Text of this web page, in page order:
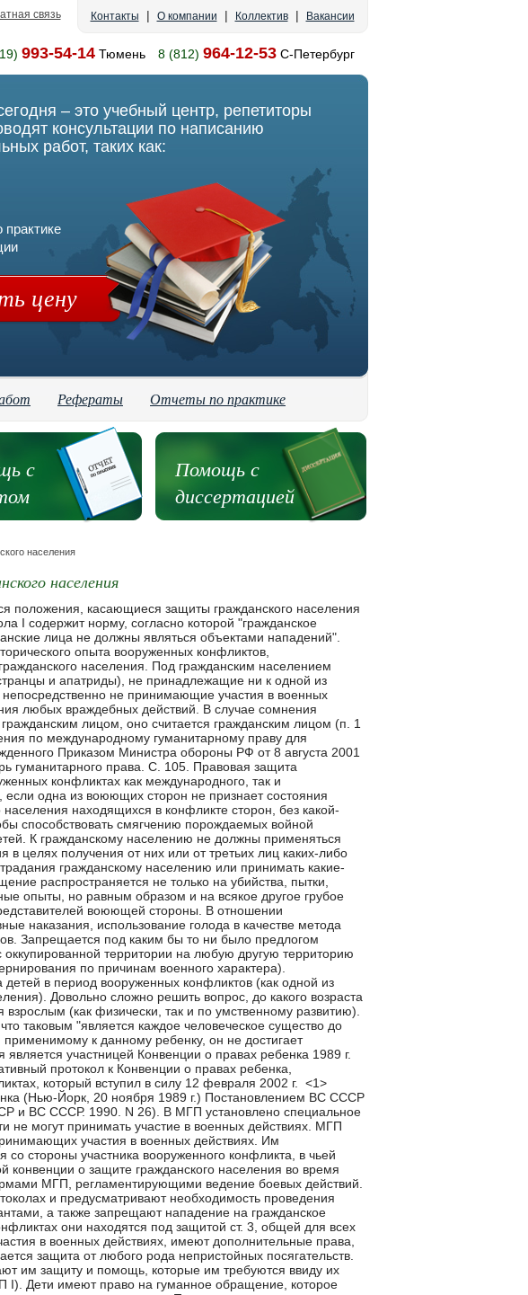
Контакты | О компании | Коллектив| Вакансии
связь
993-54-14Тюмень 8 (812) 964-12-53С-Петербург
– это учебный центр, репетиторы
консультации по написанию
работ, таких как:
цену
Рефераты Отчеты по практике
с
Помощь с
диссертацией
населения
населения
имеют право на гуманное обращение, которое включает уважение к жизни, физическую и психическую неприкосновенность. По отношению к ним запрещаются пытки, принуждение, телесные наказания, коллективные наказания и репрессалии. Нормами МГП, касающимися защиты детей, предусмотрены: 1) защита от последствий военных действий (допуск в санитарные зоны и зоны безопасности, эвакуация из осажденных или окруженных зон); 2) право на заботу и получение помощи (например, получение посылок с медицинскими и санитарными материалами, продуктами питания и носильными вещами); 3) сохранение культурных традиций, системы воспитания детей, сохранение семей; 4) содержание детей в помещениях, отделенных от помещений для взрослых, в случае ареста, задержания или интернирования; 5) не исполняется смертный приговор в отношении лиц, не достигших 18-летнего возраста на момент совершения правонарушения, поскольку такое лицо не способно полностью принять правильное решение, не всегда понимает значение своих поступков и часто действует под влиянием (если не по принуждению) других; 6) освобождение, репатриация и возвращение в места постоянного проживания или размещение в нейтральной стране детей и матерей с малолетними детьми. Особое значение имеет проблема идентификации детей, особенно малолетних. Это единственный способ не допустить того, чтобы тысячи детей остались без присмотра в результате вызванных войной массовых отъездов, бомбежек, разрушений городов, депортации и др. В Конституции РФ (п. 1 ст. 59) закреплено, что защита Отечества является долгом и обязанностью гражданина Российской Федерации. Первоначальная постановка всех граждан мужского пола на воинский учет осуществляется с 1 января по 31 марта в год достижения ими 17 лет <1>. Им выдается удостоверение гражданина, подлежащего призыву на военную службу. Гражданин РФ обязан состоять на учете в военном комиссариате по месту жительства, сообщать в 2-недельный срок об изменении семейного положения, места работы, жительства, получении образования. Призыву на военную службу подлежат граждане в возрасте от 18 до 27 лет на основании указов Президента РФ. <1> См.: Закон РФ от 28 марта 1998 г. "О воинской обязанности и военной службе" (п. 1 ст. 9). Полностью запретить участие детей в военных действиях не представляется возможным, поскольку ими движет стремление к приключениям, интерес к опасностям, желание чувствовать себя взрослыми, нужными <1>. Скорее исключением из правил является их добровольное вступление в вооруженные силы по политическим, религиозным или моральным убеждениям. Учитывая особенности восприятия ими окружающего мира, МГП установило, что в международных вооруженных конфликтах дети до 15 лет, даже те из них, кто призван в вооруженные силы, должны считаться гражданскими лицами. Если дети, не достигшие 15-летнего возраста, принимают непосредственное участие в военных действиях и попадают в плен, они продолжают пользоваться особой защитой, предоставляемой МГП. Запрещена вербовка в армию лиц моложе 15 лет, а при вербовке лиц в возрасте от 15 до 18 лет предпочтение должно отдаваться лицам более старшего возраста. В немеждународных вооруженных конфликтах дети, задержанные за участие в них с оружием в руках (независимо от того, включены ли они в состав вооруженных сил), могут быть привлечены к ответственности в соответствии с нормами внутригосударственного законодательства. <1> Дети обычно вступают в вооруженные силы или группировки по различным причинам: желание получить военную профессию, жить в лучших условиях; возможность зарабатывать средства к существованию, когда нет иной возможности выжить; стремление обеспечить себе защиту от грозящих испытаний; стремление добиться более высокого положения в обществе, проявить мужество, прославиться. Семья является естественной и основной ячейкой общества и имеет право на защиту со стороны общества и государства (ст. 16.3 Всеобщей декларации прав человека). Война приобретает огромную значимость с момента, когда она разрушает семейную жизнь и разрывает эмоциональные привязанности внутри семьи. Защищая семью, МГП защищает моральные ценности, религию, культуру и традиции. Эвакуация детей может проводиться только при соблюдении строгих условий, в частности, при наличии согласия родителей или законных опекунов. При этом собирается и фиксируется вся информация о ребенке (в том числе о родственных связях), с тем чтобы сделать возможным его возвращение в семью. Ношение детьми опознавательных медальонов, а также различные способы установления личности детей до 12 лет облегчают эту задачу. В местах задержания или интернирования семья должна содержаться в одном месте и отдельно от других семей. Если дети не содержатся с членами семьи, они должны размещаться отдельно от взрослых. Лица, не достигшие 18 лет, не должны направляться на принудительную работу. В нормах МГП правам инвалидов уделяется гораздо меньшее внимание, чем они того заслуживают. I и II Женевские конвенции 1949 г. и Дополнительные протоколы I и II к ним не содержат в своих текстах указаний на категорию "инвалид". III Конвенция, допуская наличие среди бывших комбатантов инвалидов, предусматривает, что особые условия будут созданы для ухода за инвалидами, в частности слепыми, и для их переобучения в ожидании репатриации (ст. 30). IV Конвенция в положениях общего характера о защите населения от некоторых последствий войны (раздел II) содержит некоторые положения, касающ